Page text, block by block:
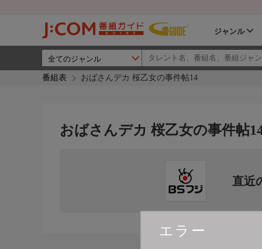
ジャンル
番組表 おばさんデカ 桜乙女の事件帖14
エラー
おばさんデカ 桜乙女の事件帖
直近